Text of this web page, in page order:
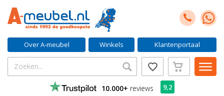
Over A-meubel Winkels Klantenportaal
10.000+ reviews 9,2